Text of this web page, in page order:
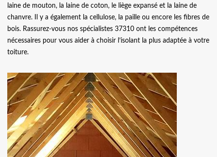
laine de mouton, la laine de coton, le liège expansé et la laine de
chanvre. Il y a également la cellulose, la paille ou encore les fibres de
bois. Rassurez-vous nos spécialistes 37310 ont les compétences
nécessaires pour vous aider à choisir l’isolant la plus adaptée à votre
toiture.